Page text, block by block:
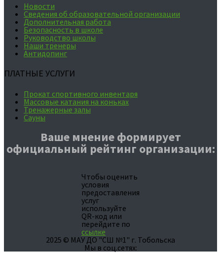
Новости
Сведения об образовательной организации
Дополнительная работа
Безопасность в школе
Руководство школы
Наши тренеры
Антидопинг
ПЛАТНЫЕ УСЛУГИ
Прокат спортивного инвентаря
Массовые катания на коньках
Тренажерные залы
Сауны
Ваше мнение формирует
официальный рейтинг организации:
Чтобы оценить
условия
предоставления
услуг
используйте
QR-код или
перейдите по
ссылке
2025 © МАУ ДО "СШ №1" г. Тобольска
Мы в соц.сетях: